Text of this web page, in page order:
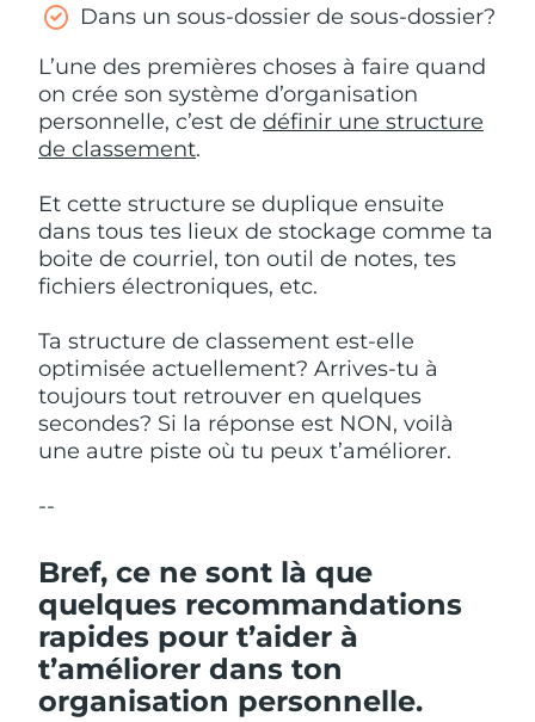
Dans un sous-dossier de sous-dossier?
L’une des premières choses à faire quand
on crée son système d’organisation
personnelle, c’est de définir une structure
de classement.
Et cette structure se duplique ensuite
dans tous tes lieux de stockage comme ta
boite de courriel, ton outil de notes, tes
fichiers électroniques, etc.
Ta structure de classement est-elle
optimisée actuellement? Arrives-tu à
toujours tout retrouver en quelques
secondes? Si la réponse est NON, voilà
une autre piste où tu peux t’améliorer.
--
Bref, ce ne sont là que
quelques recommandations
rapides pour t’aider à
t’améliorer dans ton
organisation personnelle.